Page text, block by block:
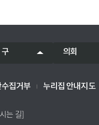
의회
집거부 누리집 안내지도
는 길]